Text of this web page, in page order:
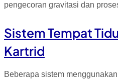
pengecoran gravitasi dan
Sistem Tempat
Kartrid
Beberapa sistem